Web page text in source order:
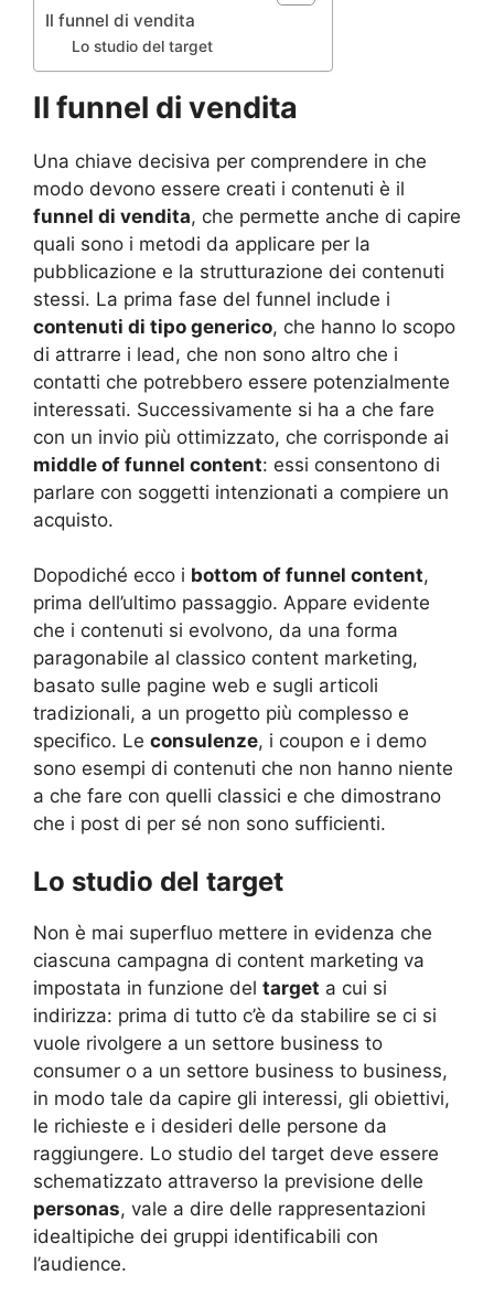
Il funnel di vendita
Lo studio del target
Il funnel di vendita
Una chiave decisiva per comprendere in che
modo devono essere creati i contenuti è il
funnel di vendita, che permette anche di capire
quali sono i metodi da applicare per la
pubblicazione e la strutturazione dei contenuti
stessi. La prima fase del funnel include i
contenuti di tipo generico, che hanno lo scopo
di attrarre i lead, che non sono altro che i
contatti che potrebbero essere potenzialmente
interessati. Successivamente si ha a che fare
con un invio più ottimizzato, che corrisponde ai
middle of funnel content: essi consentono di
parlare con soggetti intenzionati a compiere un
acquisto.
Dopodiché ecco i bottom of funnel content,
prima dell’ultimo passaggio. Appare evidente
che i contenuti si evolvono, da una forma
paragonabile al classico content marketing,
basato sulle pagine web e sugli articoli
tradizionali, a un progetto più complesso e
specifico. Le consulenze, i coupon e i demo
sono esempi di contenuti che non hanno niente
a che fare con quelli classici e che dimostrano
che i post di per sé non sono sufficienti.
Lo studio del target
Non è mai superfluo mettere in evidenza che
ciascuna campagna di content marketing va
impostata in funzione del target a cui si
indirizza: prima di tutto c’è da stabilire se ci si
vuole rivolgere a un settore business to
consumer o a un settore business to business,
in modo tale da capire gli interessi, gli obiettivi,
le richieste e i desideri delle persone da
raggiungere. Lo studio del target deve essere
schematizzato attraverso la previsione delle
personas, vale a dire delle rappresentazioni
idealtipiche dei gruppi identificabili con
l’audience.